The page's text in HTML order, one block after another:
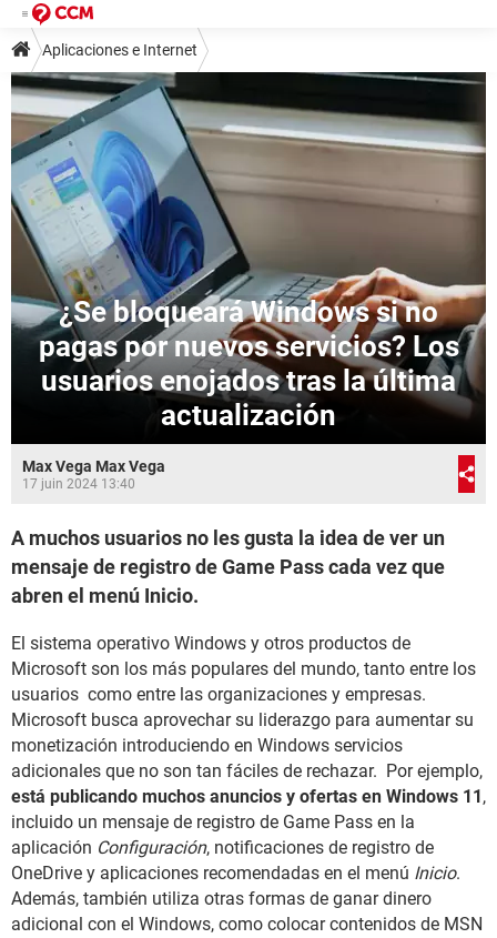
Aplicaciones e Internet
¿Se bloqueará Windows si no
pagas por nuevos servicios? Los
usuarios enojados tras la última
actualización
Max Vega Max Vega
17 juin 2024 13:40
A muchos usuarios no les gusta la idea de ver un
mensaje de registro de Game Pass cada vez que
abren el menú Inicio.
El sistema operativo Windows y otros productos de
Microsoft son los más populares del mundo, tanto entre los
usuarios como entre las organizaciones y empresas.
Microsoft busca aprovechar su liderazgo para aumentar su
monetización introduciendo en Windows servicios
adicionales que no son tan fáciles de rechazar. Por ejemplo,
está publicando muchos anuncios y ofertas en Windows 11,
incluido un mensaje de registro de Game Pass en la
aplicación Configuración, notificaciones de registro de
OneDrive y aplicaciones recomendadas en el menú Inicio.
Además, también utiliza otras formas de ganar dinero
adicional con el Windows, como colocar contenidos de MSN